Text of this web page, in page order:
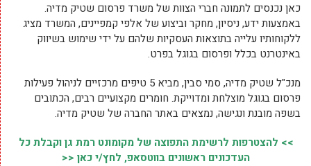
כאן נכנסים לתמונה חברי הצוות של משרד פרסום שטיק מדיה.
באמצעות ידע, ניסיון, מחקר וביצוע של אלפי קמפיינים, המשרד מציג
ללקוחותיו עלייה בתוצאות העסקיות שלהם על ידי שימוש בשיווק
באינטרנט בכלל ופרסום בגוגל בפרט.
מנכ"ל שטיק מדיה, סמי סבין, מביא 5 טיפים מרכזיים לניהול פעילות
פרסום בגוגל מוצלחת ומדוייקת. חומרים מקצועיים רבים, הכתובים
בשפה מובנת ונגישה, נמצאים באתר החברה של שטיק מדיה.
>> להצטרפות לרשימת התפוצה של מקומונט רמת גן וקבלת כל
העדכונים ראשונים בווטסאפ, לחץ/י כאן <<